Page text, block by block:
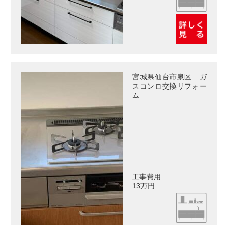
宮城県仙台市泉区 ガ
スコンロ交換リフォー
ム
工事費用
13万円